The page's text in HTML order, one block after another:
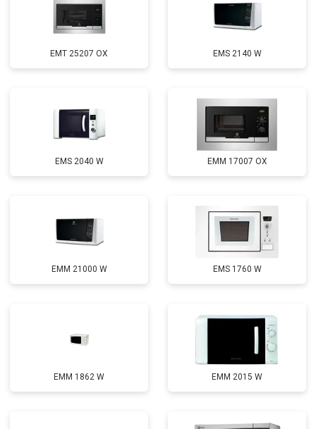
EMT 25207 OX EMS 2140 W
EMS 2040 W EMM 17007 OX
EMM 21000 W EMS 1760 W
EMM 1862 W EMM 2015 W